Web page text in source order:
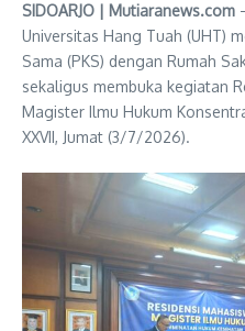
SIDOARJO | Mutiaranews.com
Universitas Hang Tuah (UHT)
Sama (PKS) dengan Rumah
sekaligus membuka kegiatan
Magister Ilmu Hukum
XXVII, Jumat (3/7/2026).